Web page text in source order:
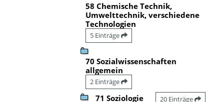
58 Chemische Technik,
Umwelttechnik, verschiedene
Technologien
5 Einträge
70 Sozialwissenschaften
allgemein
2 Einträge
71 Soziologie 20 Einträge